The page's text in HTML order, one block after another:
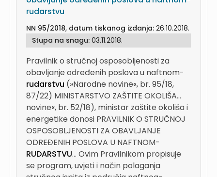
rudarstvu
NN 95/2018, datum tiskanog izdanja: 26.10.2018.
Stupa na snagu: 03.11.2018.
Pravilnik o stručnoj osposobljenosti za
obavljanje određenih poslova u naftnom-
rudarstvu (»Narodne novine«, br. 95/18,
87/22) MINISTARSTVO ZAŠTITE OKOLIŠA...
novine«, br. 52/18), ministar zaštite okoliša i
energetike donosi PRAVILNIK O STRUČNOJ
OSPOSOBLJENOSTI ZA OBAVLJANJE
ODREĐENIH POSLOVA U NAFTNOM-
RUDARSTVU... Ovim Pravilnikom propisuje
se program, uvjeti i način polaganja